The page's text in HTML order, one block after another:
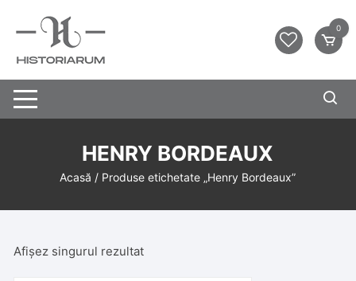
0
HENRY BORDEAUX
Acasă / Produse etichetate „Henry Bordeaux”
Afișez singurul rezultat